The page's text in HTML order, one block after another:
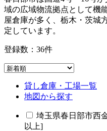
域の広域物流拠点として機
屋倉庫が多く、栃木・茨城
定しています。
登録数： 36件
貸し倉庫・工場一覧
地図から探す
埼玉県春日部市西
以上]